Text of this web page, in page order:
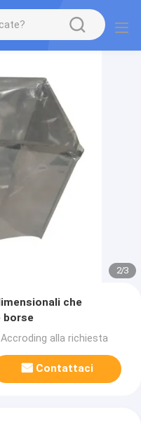
2/3
che
borse
Accroding alla richiesta
Contattaci